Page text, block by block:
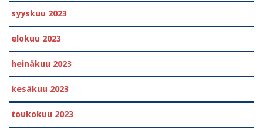
syyskuu 2023
elokuu 2023
heinäkuu 2023
kesäkuu 2023
toukokuu 2023